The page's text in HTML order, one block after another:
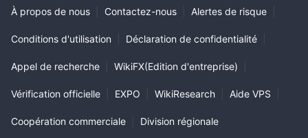
À propos de nous Contactez-nous Alertes de risque
Conditions d'utilisation Déclaration de confidentialité
Appel de recherche WikiFX(Edition d'entreprise)
Vérification officielle EXPO WikiResearch Aide VPS
Coopération commerciale Division régionale